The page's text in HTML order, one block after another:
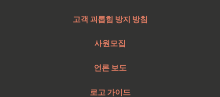
고객 괴롭힘 방지 방침
사원모집
언론 보도
로고 가이드